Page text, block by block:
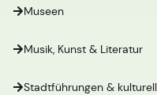
Museen
Musik, Kunst & Literatur
Stadtführungen &